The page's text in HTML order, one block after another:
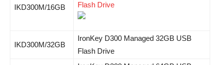
IKD300M/16GB
Flash Drive
IKD300M/32GB
IronKey D300 Managed 32GB USB
Flash Drive